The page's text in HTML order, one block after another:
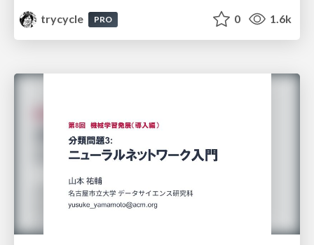
trycycle
PRO 0 1.6k